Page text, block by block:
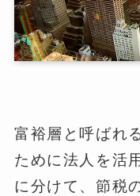
富裕層と呼ばれ
ために法人を活
に分けて、節税